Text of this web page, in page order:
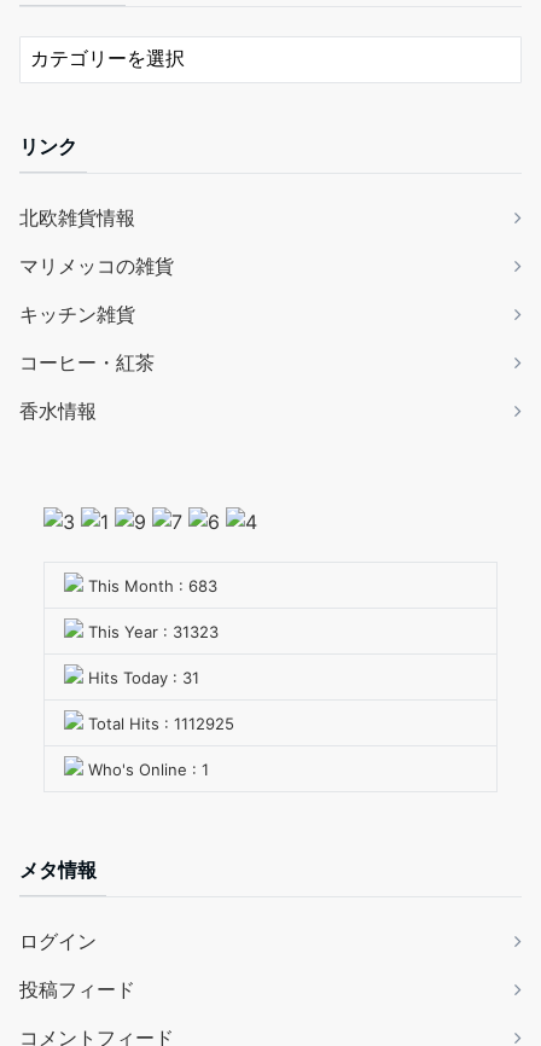
リンク
北欧雑貨情報
マリメッコの雑貨
キッチン雑貨
コーヒー・紅茶
香水情報
This Month : 683
This Year : 31323
Hits Today : 31
Total Hits : 1112925
Who's Online : 1
メタ情報
ログイン
投稿フィード
コメントフィード